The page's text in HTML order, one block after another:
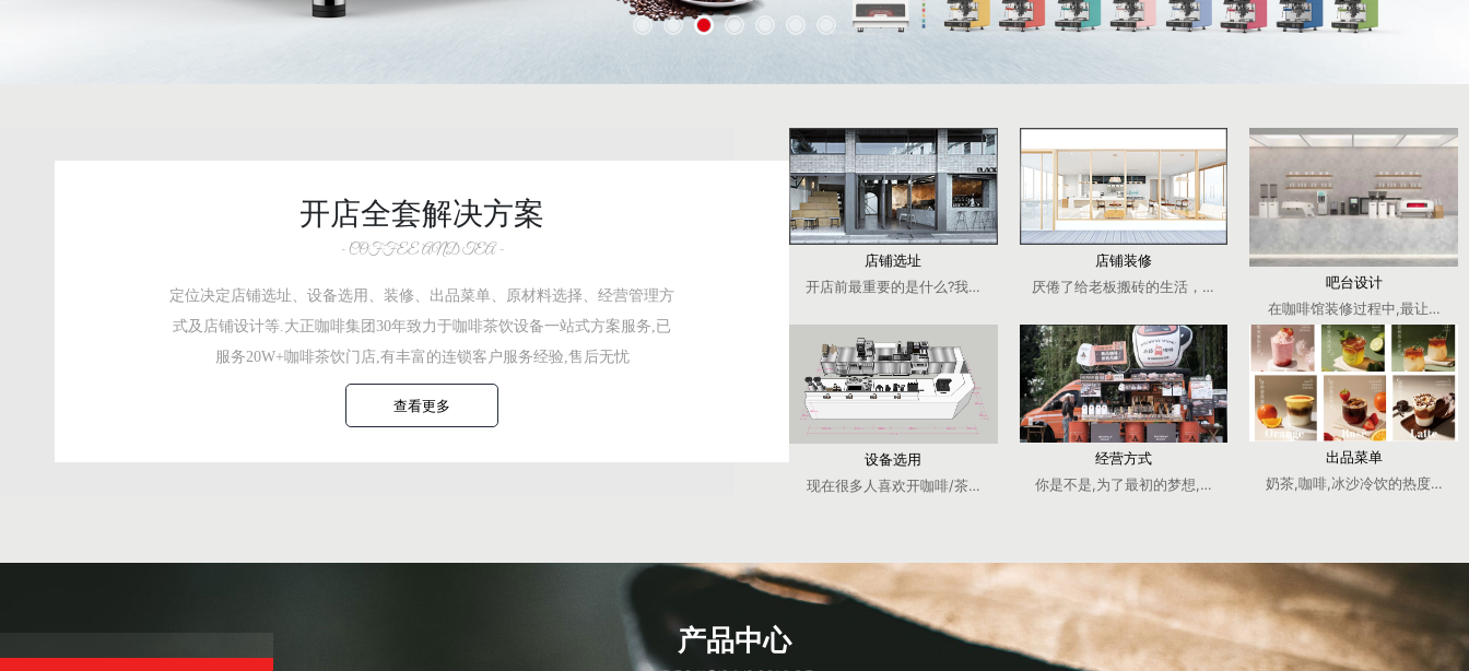
开店全套解决方案
- COFFEE AND TEA -
定位决定店铺选址、设备选用、装修、出品菜单、原材料选择、经营管理方
式及店铺设计等.大正咖啡集团30年致力于咖啡茶饮设备一站式方案服务,已
服务20W+咖啡茶饮门店,有丰富的连锁客户服务经验,售后无忧
查看更多
店铺选址
开店前最重要的是什么?我们反思一下,为什么要选址?你知道吗?人流量大的地方客流不一定大,但有需求
店铺装修
厌倦了给老板搬砖的生活，想开一家咖啡馆进行创业？开咖啡店怎
吧台设计
在咖啡馆装修过程中,最让你头
设备选用
现在很多人喜欢开咖啡/茶饮店，但很多时候预算有限，比如咖啡机或新中式萃茶机，动不动就几千上万
经营方式
你是不是,为了最初的梦想,开了一家咖啡店?但怎样“持续经营”才是
出品菜单
奶茶,咖啡,冰沙冷饮的热度也在
产品中心